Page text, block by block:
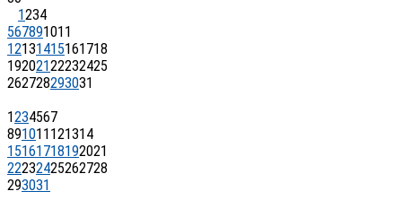
1234
567891011
12131415161718
19202122232425
262728293031
1234567
891011 121314
15161718192021
22232425262728
293031